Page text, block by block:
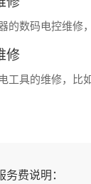
的数码电控维修
修
工具的维修，比
务费说明：